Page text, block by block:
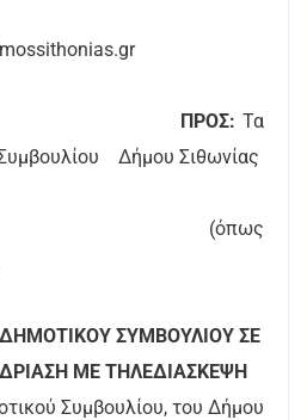
ΠΡΟΣ: Τα
Δήμου Σιθωνίας
(όπως
ΣΥΜΒΟΥΛΙΟΥ ΣΕ
ΜΕ ΤΗΛΕΔΙΑΣΚΕΨΗ
Συμβουλίου, του Δήμου